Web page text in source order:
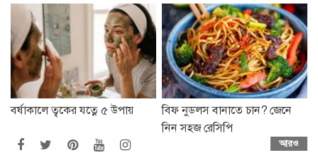
বর্ষাকালে ত্বকের যত্নে ৫ উপায়
বিফ নুডলস বানাতে চান? জেনে
নিন সহজ রেসিপি
আরও